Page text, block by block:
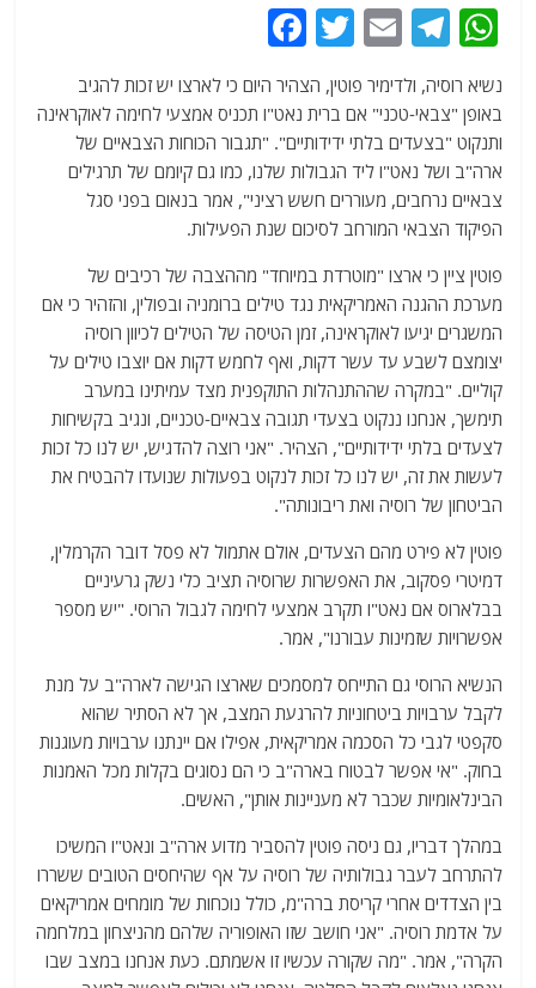
W
at
s
A
p
p
T
el
e
g
ra
m
E
ai
l
T
itt
er
c
e
b
o
o
k
נשיא רוסיה, ולדימיר פוטין, הצהיר היום כי לארצו יש זכות להגיב
באופן "צבאי-טכני" אם ברית נאט"ו תכניס אמצעי לחימה לאוקראינה
ותנקוט "בצעדים בלתי ידידותיים". "תגבור הכוחות הצבאיים של
ארה"ב ושל נאט"ו ליד הגבולות שלנו, כמו גם קיומם של תרגילים
צבאיים נרחבים, מעוררים חשש רציני", אמר בנאום בפני סגל
הפיקוד הצבאי המורחב לסיכום שנת הפעילות.
פוטין ציין כי ארצו "מוטרדת במיוחד" מההצבה של רכיבים של
מערכת ההגנה האמריקאית נגד טילים ברומניה ובפולין, והזהיר כי אם
המשגרים יגיעו לאוקראינה, זמן הטיסה של הטילים לכיוון רוסיה
יצומצם לשבע עד עשר דקות, ואף לחמש דקות אם יוצבו טילים על
קוליים. "במקרה שההתנהלות התוקפנית מצד עמיתינו במערב
תימשך, אנחנו ננקוט בצעדי תגובה צבאיים-טכניים, ונגיב בקשיחות
לצעדים בלתי ידידותיים", הצהיר. "אני רוצה להדגיש, יש לנו כל זכות
לעשות את זה, יש לנו כל זכות לנקוט בפעולות שנועדו להבטיח את
הביטחון של רוסיה ואת ריבונותה".
פוטין לא פירט מהם הצעדים, אולם אתמול לא פסל דובר הקרמלין,
דמיטרי פסקוב, את האפשרות שרוסיה תציב כלי נשק גרעיניים
בבלארוס אם נאט"ו תקרב אמצעי לחימה לגבול הרוסי. "יש מספר
אפשרויות שזמינות עבורנו", אמר.
הנשיא הרוסי גם התייחס למסמכים שארצו הגישה לארה"ב על מנת
לקבל ערבויות ביטחוניות להרגעת המצב, אך לא הסתיר שהוא
סקפטי לגבי כל הסכמה אמריקאית, אפילו אם יינתנו ערבויות מעוגנות
בחוק. "אי אפשר לבטוח בארה"ב כי הם נסוגים בקלות מכל האמנות
הבינלאומיות שכבר לא מעניינות אותן", האשים.
במהלך דבריו, גם ניסה פוטין להסביר מדוע ארה"ב ונאט"ו המשיכו
להתרחב לעבר גבולותיה של רוסיה על אף שהיחסים הטובים ששררו
בין הצדדים אחרי קריסת ברה"מ, כולל נוכחות של מומחים אמריקאים
על אדמת רוסיה. "אני חושב שזו האופוריה שלהם מהניצחון במלחמה
הקרה", אמר. "מה שקורה עכשיו זו אשמתם. כעת אנחנו במצב שבו